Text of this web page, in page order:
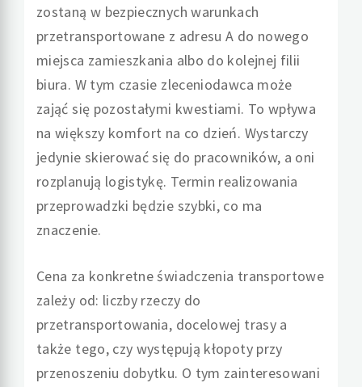
zostaną w bezpiecznych warunkach
przetransportowane z adresu A do nowego
miejsca zamieszkania albo do kolejnej filii
biura. W tym czasie zleceniodawca może
zająć się pozostałymi kwestiami. To wpływa
na większy komfort na co dzień. Wystarczy
jedynie skierować się do pracowników, a oni
rozplanują logistykę. Termin realizowania
przeprowadzki będzie szybki, co ma
znaczenie.
Cena za konkretne świadczenia transportowe
zależy od: liczby rzeczy do
przetransportowania, docelowej trasy a
także tego, czy występują kłopoty przy
przenoszeniu dobytku. O tym zainteresowani